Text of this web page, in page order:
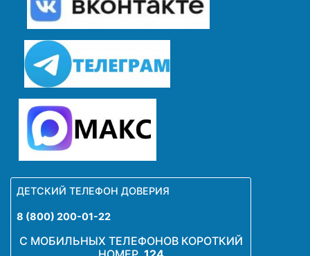
ДЕТСКИЙ ТЕЛЕФОН ДОВЕРИЯ
8 (800) 200-01-22
С МОБИЛЬНЫХ ТЕЛЕФОНОВ КОРОТКИЙ